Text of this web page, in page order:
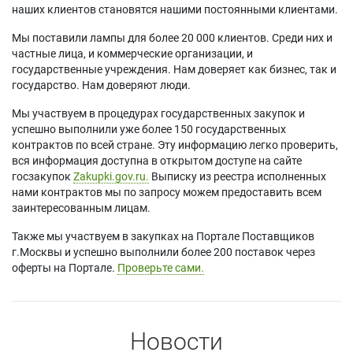
наших клиентов становятся нашими постоянными клиентами.
Мы поставили лампы для более 20 000 клиентов. Среди них и
частные лица, и коммерческие организации, и
государственные учреждения. Нам доверяет как бизнес, так и
государство. Нам доверяют люди.
Мы участвуем в процедурах государственных закупок и
успешно выполнили уже более 150 государственных
контрактов по всей стране. Эту информацию легко проверить,
вся информация доступна в открытом доступе на сайте
госзакупок Zakupki.gov.ru. Выписку из реестра исполненных
нами контрактов мы по запросу можем предоставить всем
заинтересованным лицам.
Также мы участвуем в закупках на Портале Поставщиков
г.Москвы и успешно выполнили более 200 поставок через
оферты на Портале. Проверьте сами.
Новости